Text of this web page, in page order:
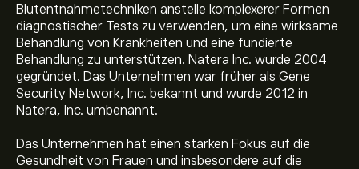
Blutentnahmetechniken anstelle komplexerer Formen
diagnostischer Tests zu verwenden, um eine wirksame
Behandlung von Krankheiten und eine fundierte
Behandlung zu unterstützen. Natera Inc. wurde 2004
gegründet. Das Unternehmen war früher als Gene
Security Network, Inc. bekannt und wurde 2012 in
Natera, Inc. umbenannt.
Das Unternehmen hat einen starken Fokus auf die
Gesundheit von Frauen und insbesondere auf die